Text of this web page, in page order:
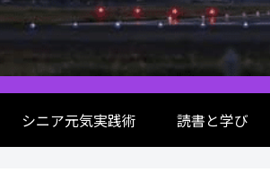
シニア元気実践術 読書と学び